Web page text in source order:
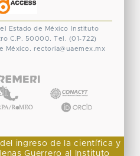
Estado de México
Instituto
C.P. 50000. Tel. (01-722)
México. rectoria@uaemex.mx
ingreso de la científica y
Guerrero al Instituto